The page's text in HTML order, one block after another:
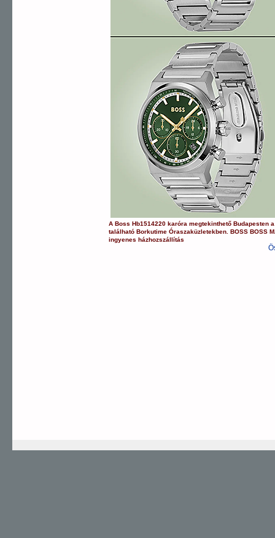
ABoss Hb1514220 karóra megtekinthető Budapesten
található Borkutime Óraszaküzletekben.BOSS BOSS
ingyenes házhozszállítás